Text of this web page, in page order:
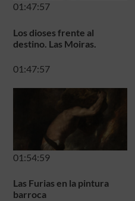
01:47:57
Los dioses frente al
destino. Las Moiras.
01:47:57
01:54:59
Las Furias en la pintura
barroca